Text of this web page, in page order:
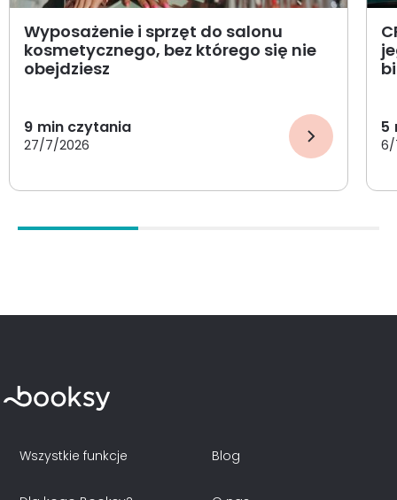
Wyposażenie i sprzęt do salonu
kosmetycznego, bez którego się nie
obejdziesz
9 min czytania
27/7/2026
5
6/
Wszystkie funkcje Blog